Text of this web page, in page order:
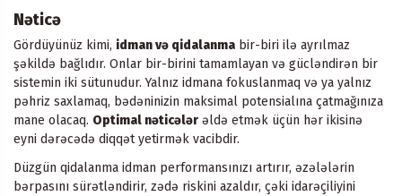
Nəticə
Gördüyünüz kimi, idman və qidalanma bir-biri ilə ayrılmaz
şəkildə bağlıdır. Onlar bir-birini tamamlayan və gücləndirən bir
sistemin iki sütunudur. Yalnız idmana fokuslanmaq və ya yalnız
pəhriz saxlamaq, bədəninizin maksimal potensialına çatmağınıza
mane olacaq. Optimal nəticələr əldə etmək üçün hər ikisinə
eyni dərəcədə diqqət yetirmək vacibdir.
Düzgün qidalanma idman performansınızı artırır, əzələlərin
bərpasını sürətləndirir, zədə riskini azaldır, çəki idarəçiliyini